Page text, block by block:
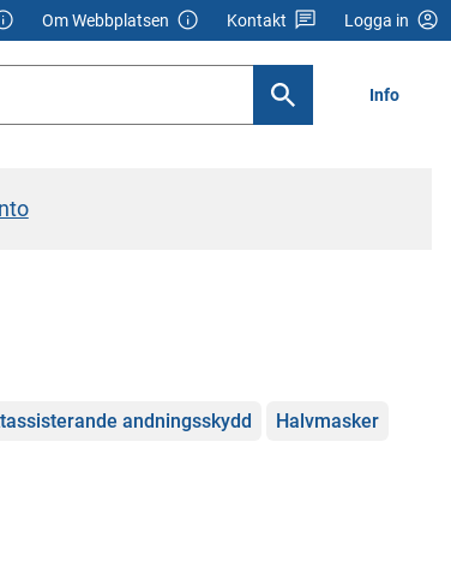
Om Webbplatsen Kontakt Logga in
Info
andningsskydd Halvmasker